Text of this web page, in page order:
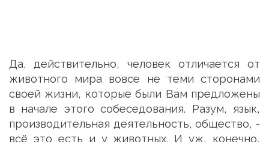
Да, действительно, человек отличается от
животного мира вовсе не теми сторонами
своей жизни, которые были Вам предложены
в начале этого собеседования. Разум, язык,
производительная деятельность, общество, -
всё это есть и у животных. И уж, конечно,